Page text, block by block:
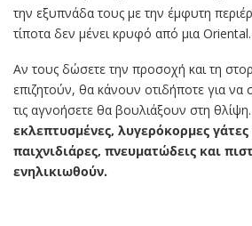
την εξυπνάδα τους με την έμφυτη
τίποτα δεν μένει κρυφό από μια Oriental.
Αν τους δώσετε την προσοχή και τη
επιζητούν, θα κάνουν οτιδήποτε για να
τις αγνοήσετε θα βουλιάξουν στη θλίψη.
εκλεπτυσμένες, λυγερόκορμες
παιχνιδιάρες, πνευματώδεις και
ενηλικιωθούν.